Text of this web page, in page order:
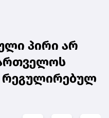
პირი არ
რეგულირებულ